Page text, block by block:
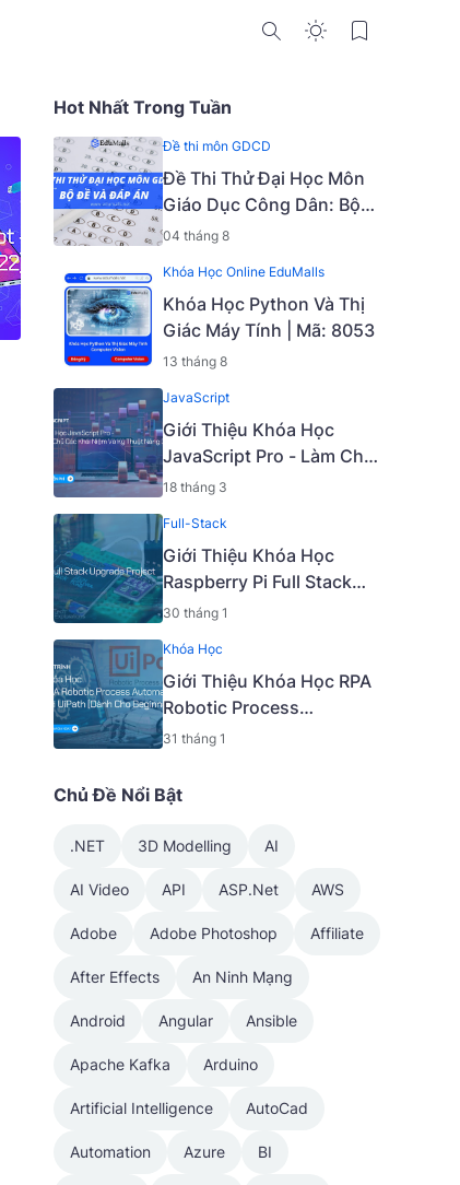
Hot Nhất Trong Tuần
Đề thi môn GDCD
Đề Thi Thử Đại Học Môn
Giáo Dục Công Dân: Bộ
Đề Và Đáp Án
04 tháng 8
Khóa Học Online EduMalls
Khóa Học Python Và Thị
Giác Máy Tính | Mã: 8053
13 tháng 8
JavaScript
Giới Thiệu Khóa Học
JavaScript Pro - Làm Chủ
Các Khái Niệm Và Kỹ
6919 A]
18 tháng 3
Full-Stack
Giới Thiệu Khóa Học
Raspberry Pi Full Stack
Upgrade Project [Mã -
30 tháng 1
Khóa Học
Giới Thiệu Khóa Học RPA
Robotic Process
Automation Với UiPath
- 7650 A]
31 tháng 1
Chủ Đề Nổi Bật
.NET 3D Modelling AI
AI Video API ASP.Net AWS
Adobe Adobe Photoshop Affiliate
After Effects An Ninh Mạng
Android Angular Ansible
Apache Kafka Arduino
Artificial Intelligence AutoCad
Automation Azure BI